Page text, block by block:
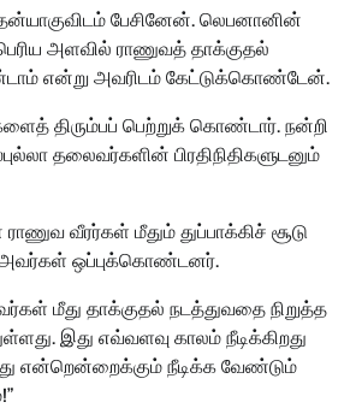
பேசினேன். லெபனானின்
அளவில் ராணுவத் தாக்குதல்
என்று அவரிடம் கேட்டுக்கொண்டேன்.
திரும்பப் பெற்றுக் கொண்டார். நன்றி
தலைவர்களின் பிரதிநிதிகளுடனும்
வீரர்கள் மீதும் துப்பாக்கிச் சூடு
அவர்கள் ஒப்புக்கொண்டனர்.
மீது தாக்குதல் நடத்துவதை நிறுத்த
இது எவ்வளவு காலம் நீடிக்கிறது
என்றென்றைக்கும் நீடிக்க வேண்டும்